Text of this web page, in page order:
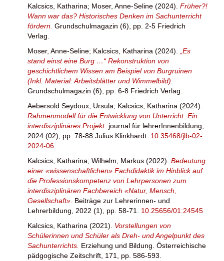
Kalcsics, Katharina; Moser, Anne-Seline (2024). Früher?!
Wann war das? Historisches Denken im Sachunterricht
fördern. Grundschulmagazin (6), pp. 2-5 Friedrich
Verlag.
Moser, Anne-Seline; Kalcsics, Katharina (2024).
„Es
stand einst eine Burg …“ Rekonstruktion von
geschichtlichem Wissen am Beispiel von Burgruinen
(Inkl. Material: Arbeitsblätter und Wimmelbild).
Grundschulmagazin (6), pp. 6-8 Friedrich Verlag.
Aebersold Seydoux, Ursula; Kalcsics, Katharina (2024).
Rahmenmodell für die Entwicklung von Unterricht. Ein
interdisziplinäres Projekt. journal für lehrerInnenbildung,
2024 (02), pp. 78-88 Julius Klinkhardt. 10.35468/jlb-02-
2024-06
Kalcsics, Katharina; Wilhelm, Markus (2022). Bedeutung
einer «wissenschaftlichen» Fachdidaktik im Hinblick auf
die Professionskompetenz von Lehrpersonen zum
interdisziplinären Fachbereich «Natur, Mensch,
Gesellschaft». Beiträge zur Lehrerinnen- und
Lehrerbildung, 2022 (1), pp. 58-71. 10.25656/01:24545
Kalcsics, Katharina (2021). Vorstellungen von
Schülerinnen und Schüler als Dreh- und Angelpunkt des
Sachunterrichts. Erziehung und Bildung. Österreichische
pädgogische Zeitschrift, 171, pp. 586-593.